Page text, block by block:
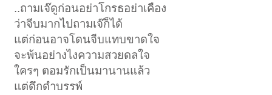
..ถามเจ๊ดูก่อนอย่าโกรธอย่าเคือง
ว่าจีบมากไปถามเจ๊ก็ได้
แต่ก่อนอาจโดนจีบแทบขาดใจ
จะพ้นอย่างไงความสวยดลใจ
ใครๆ ตอมรักเป็นมานานแล้ว
แต่ดึกดำบรรพ์